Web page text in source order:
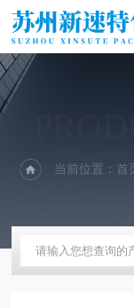
当前位置：首